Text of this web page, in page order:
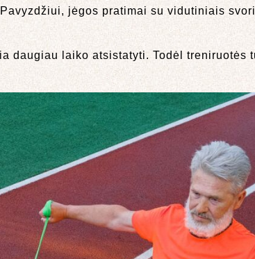
jėgos pratimai su vidutiniais
daugiau laiko atsistatyti. Todėl treniruotės